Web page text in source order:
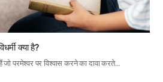
क्या है?
जो परमेश्वर पर विश्वास करने का दावा करते…